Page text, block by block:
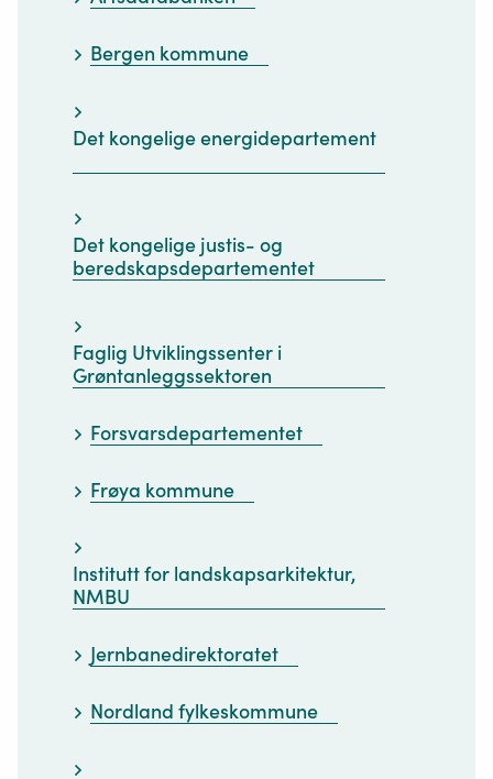
Bergen kommune
Det kongelige energidepartement
Det kongelige justis- og
beredskapsdepartementet
Faglig Utviklingssenter i
Grøntanleggssektoren
Forsvarsdepartementet
Frøya kommune
Institutt for landskapsarkitektur,
NMBU
Jernbanedirektoratet
Nordland fylkeskommune